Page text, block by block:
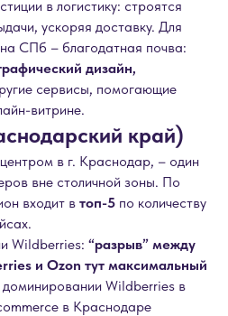
в логистику: строятся
ускоряя доставку. Для
СПб – благодатная почва:
дизайн,
сервисы, помогающие
витрине.
край)
в г. Краснодар, – один
вне столичной зоны. По
входит в топ-5 по количеству
Wildberries: “разрыв” между
и Ozon тут максимальный
доминировании Wildberries в
в Краснодаре